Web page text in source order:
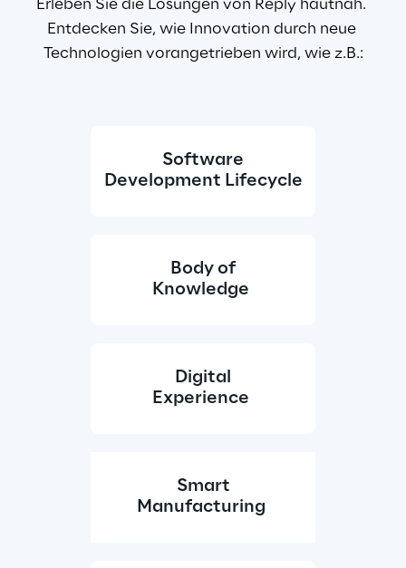
Erleben Sie die Lösungen von Reply hautnah.
Entdecken Sie, wie Innovation durch neue
Technologien vorangetrieben wird, wie z.B.:
Software
Development Lifecycle
Body of
Knowledge
Digital
Experience
Smart
Manufacturing